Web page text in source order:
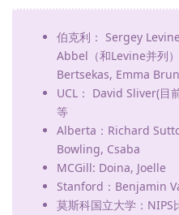
伯克利： Sergey
Abbel（和Levine并列
Bertsekas, Emma
UCL： David Sliver(目
等
Alberta：Richard
Bowling, Csaba
MCGill: Doina, Joelle
Stanford：Benjamin
莫斯科国立大学：NIPS